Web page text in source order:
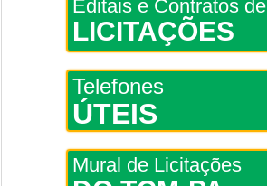
Editais e Contratos de
LICITAÇÕES
Telefones
ÚTEIS
Mural de Licitações